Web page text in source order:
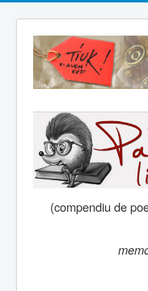
(compendiu de